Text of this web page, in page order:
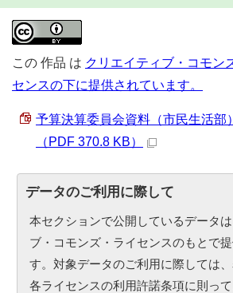
この 作品 は クリエイティブ・コモン
センスの下に提供されています。
予算決算委員会資料（市民生活部
（PDF 370.8 KB）
データのご利用に際して
本セクションで公開しているデータ
ブ・コモンズ・ライセンスのもとで
す。対象データのご利用に際しては
各ライセンスの利用許諾条項に則っ